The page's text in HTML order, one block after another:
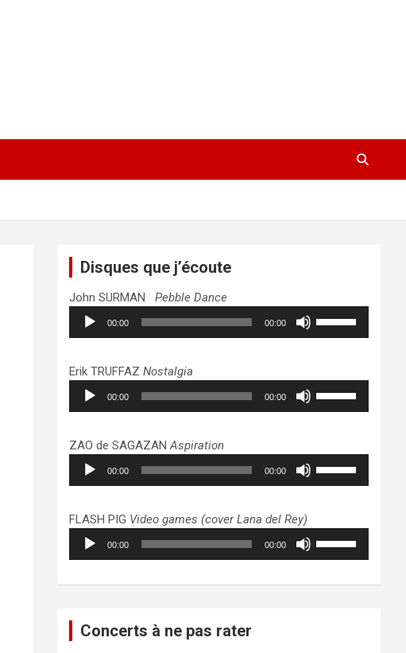
Disques que j’écoute
John SURMANPebble Dance
Lecteur
audio
00:00 00:00
pour
augmenter
ou
volume.
Erik TRUFFAZNostalgia
Lecteur
audio
00:00 00:00
pour
augmenter
ou
volume.
ZAO de SAGAZANAspiration
Lecteur
audio
00:00 00:00
pour
augmenter
ou
FLASH PIG Video games (cover Lana del Rey)
Lecteur
audio
00:00 00:00
haut/bas
Concerts à ne pas rater